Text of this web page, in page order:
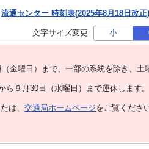
流通センター 時刻表(2025年8月18日改正)
文字サイズ変更 小
金曜日）まで、⼀部の系統を除き、⼟
９月30日（水曜日）まで運休します。
は、 交通局ホームページをご覧ください